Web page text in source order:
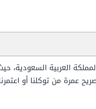
العربية السعودية،